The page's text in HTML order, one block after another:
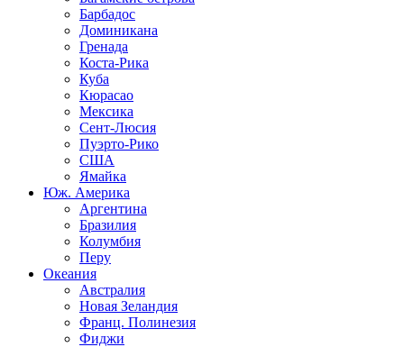
Барбадос
Доминикана
Гренада
Коста-Рика
Куба
Кюрасао
Мексика
Сент-Люсия
Пуэрто-Рико
США
Ямайка
Юж. Америка
Аргентина
Бразилия
Колумбия
Перу
Океания
Австралия
Новая Зеландия
Франц. Полинезия
Фиджи